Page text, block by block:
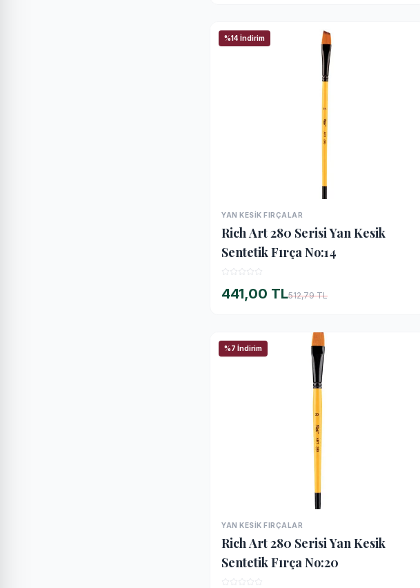
%14 İndirim
YAN KESIK FIRÇALAR
Rich Art 280 Serisi Yan Kesik
Sentetik Fırça No:14
441,00 TL512,79 TL
%7 İndirim
YAN KESIK FIRÇALAR
Rich Art 280 Serisi Yan Kesik
Sentetik Fırça No:20